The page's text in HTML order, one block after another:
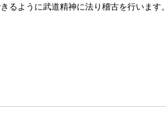
るように武道精神に法り稽古を行います。